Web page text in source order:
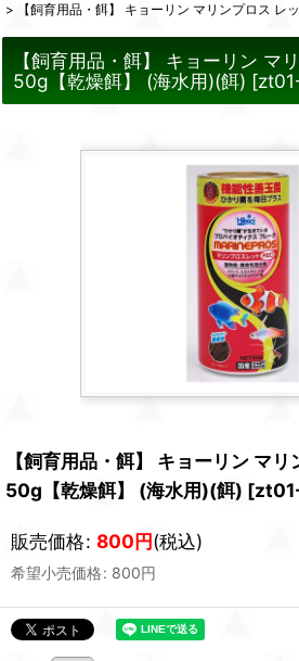
>
【飼育用品・餌】 キョーリン マリンプロス レ
【飼育用品・餌】 キョーリン マ
50g【乾燥餌】 (海水用)(餌) [
【飼育用品・餌】 キョーリン マ
50g【乾燥餌】 (海水用)(餌) [
販売価格: 800円(税込)
希望小売価格: 800円